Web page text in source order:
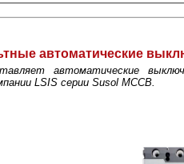
автоматические
автоматические
LSIS серии Susol MCCB.